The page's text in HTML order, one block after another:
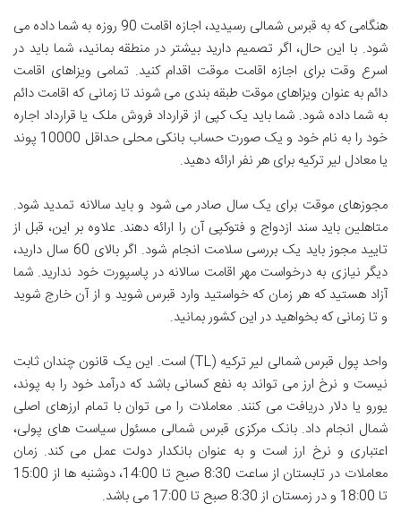
هنگامی که به قبرس شمالی رسیدید، اجازه اقامت 90 روزه به شما داده می
شود. با این حال، اگر تصمیم دارید بیشتر در منطقه بمانید، شما باید در
اسرع وقت برای اجازه اقامت موقت اقدام کنید. تمامی ویزاهای اقامت
دائم به عنوان ویزاهای موقت طبقه بندی می شوند تا زمانی که اقامت دائم
به شما داده شود. شما باید یک کپی از قرارداد فروش ملک یا قرارداد اجاره
خود را به نام خود و یک صورت حساب بانکی محلی حداقل 10000 پوند
یا معادل لیر ترکیه برای هر نفر ارائه دهید.
مجوزهای موقت برای یک سال صادر می شود و باید سالانه تمدید شود.
متاهلین باید سند ازدواج و فتوکپی آن را ارائه دهند. علاوه بر این، قبل از
تایید مجوز باید یک بررسی سلامت انجام شود. اگر بالای 60 سال دارید،
دیگر نیازی به درخواست مهر اقامت سالانه در پاسپورت خود ندارید. شما
آزاد هستید که هر زمان که خواستید وارد قبرس شوید و از آن خارج شوید
و تا زمانی که بخواهید در این کشور بمانید.
واحد پول قبرس شمالی لیر ترکیه (TL) است. این یک قانون چندان ثابت
نیست و نرخ ارز می تواند به نفع کسانی باشد که درآمد خود را به پوند،
یورو یا دلار دریافت می کنند. معاملات را می توان با تمام ارزهای اصلی
شمال انجام داد. بانک مرکزی قبرس شمالی مسئول سیاست های پولی،
اعتباری و نرخ ارز است و به عنوان بانکدار دولت عمل می کند. زمان
معاملات در تابستان از ساعت 8:30 صبح تا 14:00، دوشنبه ها از 15:00
تا 18:00 و در زمستان از 8:30 صبح تا 17:00 می باشد.